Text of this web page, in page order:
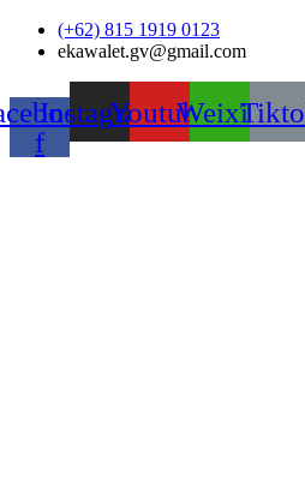
Skip
(+62) 815 1919 0123
ekawalet.gv@gmail.com
f
InstagramYoutubeWeixin